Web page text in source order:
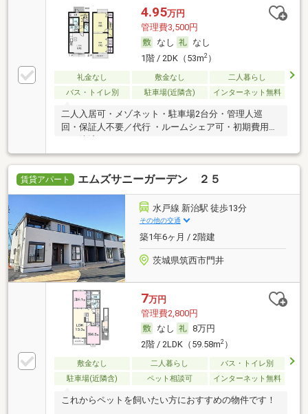
4.95万円
管理費3,500円
なし
なし
1階 / 2DK（53m2）
礼金なし 敷金なし
二人暮らし
バス・トイレ別
駐車場(近隣含) インターネット無料
二人入居可・メゾネット・駐車場2台分・管理人巡
回・保証人不要／代行 ・ルームシェア可・初期費用カ
賃貸アパート エムズサニーガーデン ２５
水戸線 新治駅 徒歩13分
その他の交通
築1年6ヶ月 / 2階建
茨城県筑西市門井
7万円
管理費2,800円
なし
8万円
2階 / 2LDK（59.58m2）
敷金なし 二人暮らし
バス・トイレ別
駐車場(近隣含)
ペット相談可 インターネット無料
これからペットを飼いたい方におすすめの物件です！